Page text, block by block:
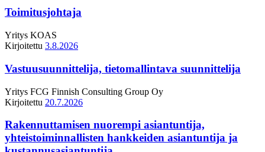
Toimitusjohtaja
Yritys KOAS
Kirjoitettu 3.8.2026
Vastuusuunnittelija, tietomallintava suunnittelija
Yritys FCG Finnish Consulting Group Oy
Kirjoitettu 20.7.2026
Rakennuttamisen nuorempi asiantuntija,
yhteistoiminnallisten hankkeiden asiantuntija ja